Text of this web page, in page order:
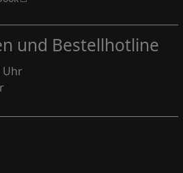
und Bestellhotline
Uhr